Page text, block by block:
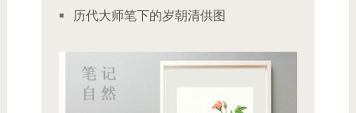
历代大师笔下的岁朝清供图